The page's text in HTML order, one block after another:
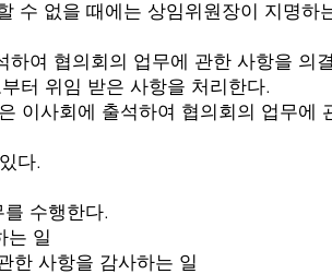
는 상임위원장이 지명하는
의 업무에 관한 사항을 의결하
사항을 처리한다.
석하여 협의회의 업무에 관
.
수행한다.
일
항을 감사하는 일